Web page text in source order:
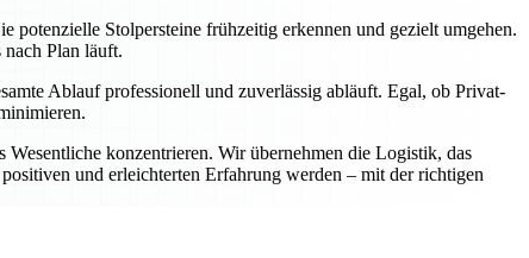
Stolpersteine frühzeitig erkennen und gezielt umgehen.
Plan läuft.
Ablauf professionell und zuverlässig abläuft. Egal, ob Privat-
konzentrieren. Wir übernehmen die Logistik, das
und erleichterten Erfahrung werden – mit der richtigen